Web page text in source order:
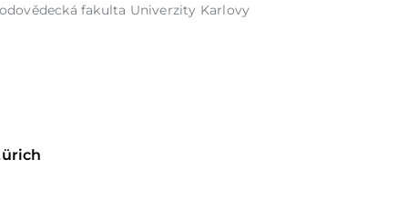
fakulta Univerzity Karlovy